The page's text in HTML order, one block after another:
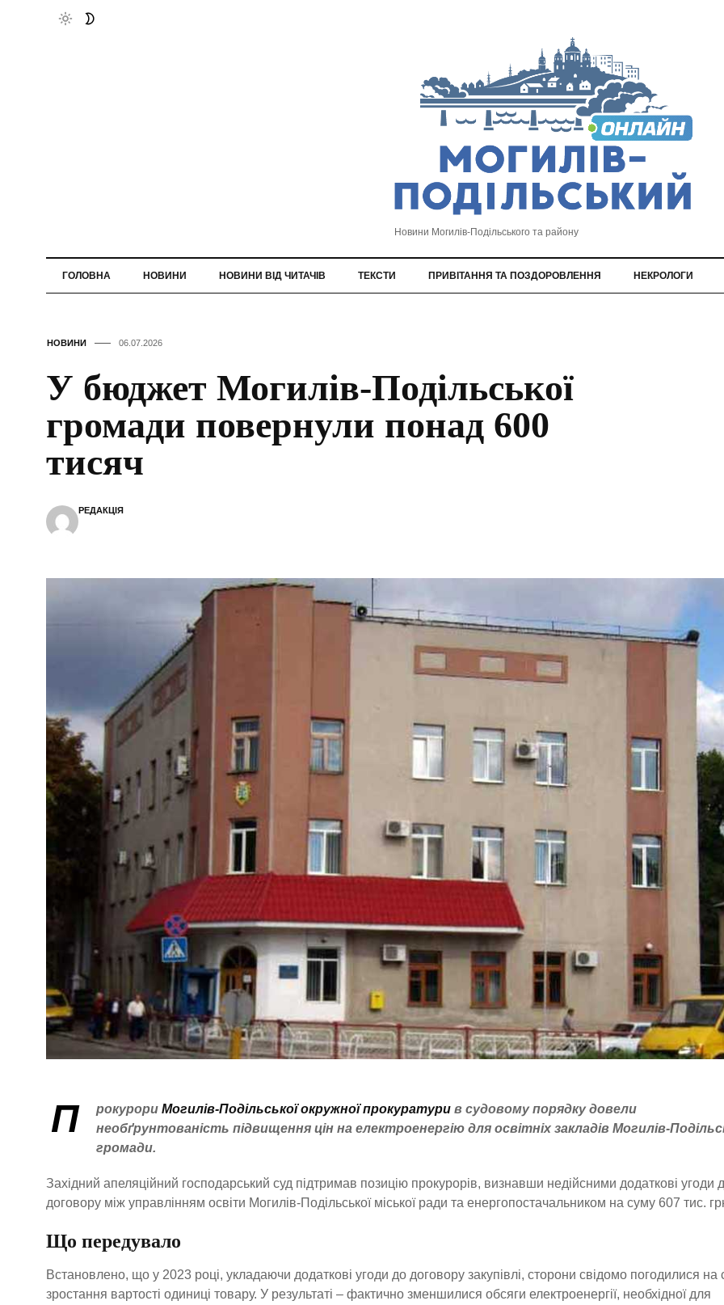
Новини Могилів-Подільського та району
ГОЛОВНА НОВИНИ НОВИНИ ВІД ЧИТАЧІВ ТЕКСТИ ПРИВІТАННЯ ТА ПОЗДОРОВЛЕННЯ НЕКРОЛОГИ
НОВИНИ 06.07.2026
У бюджет Могилів-Подільської
громади повернули понад 600
тисяч
РЕДАКЦІЯ
П рокурори Могилів-Подільської окружної прокуратури в судовому порядку довели
необґрунтованість підвищення цін на електроенергію для освітніх закладів Могилів-
громади.
Західний апеляційний господарський суд підтримав позицію прокурорів, визнавши недійсними додаткові угоди
договору між управлінням освіти Могилів-Подільської міської ради та енергопостачальником на суму 607 тис.
Що передувало
Встановлено, що у 2023 році, укладаючи додаткові угоди до договору закупівлі, сторони свідомо погодилися на
зростання вартості одиниці товару. У результаті – фактично зменшилися обсяги електроенергії, необхідної для